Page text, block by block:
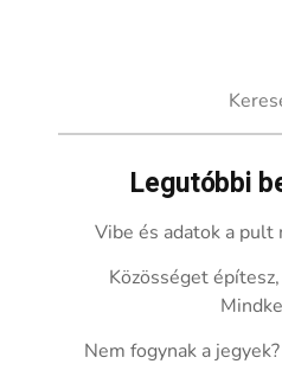
Legutóbbi
Vibe és adatok a
Közösséget
Nem fogynak a